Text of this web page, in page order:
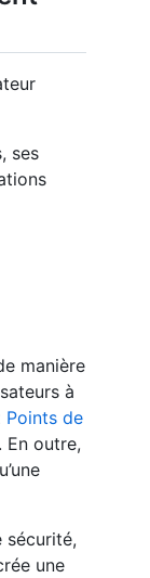
ses
manière
à
Points de
En outre,
sécurité,
une